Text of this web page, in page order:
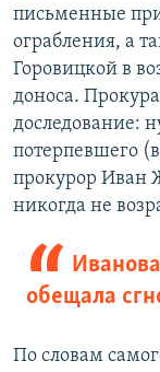
письменные
ограбления, а
Горовицкой в
доноса.
доследование:
потерпевшего
прокурор Иван
никогда не
обещала
По словам